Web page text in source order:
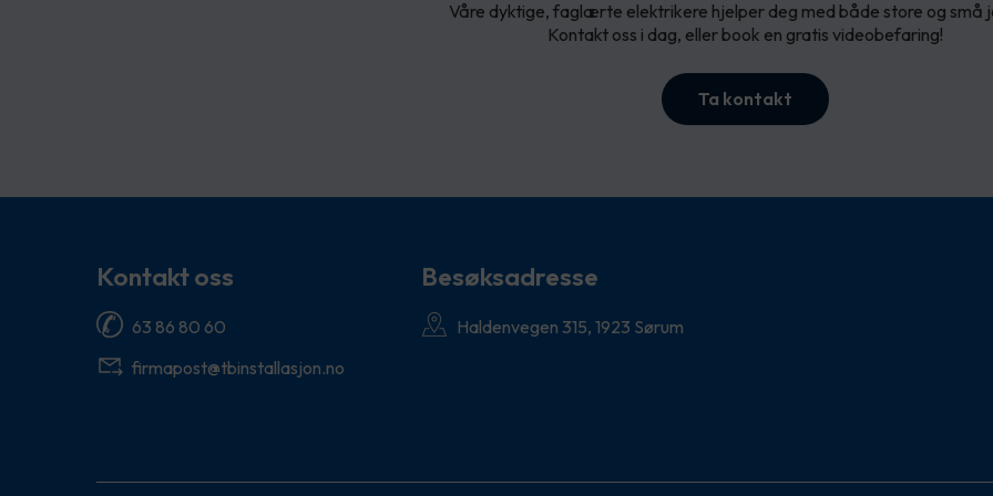
Våre dyktige, faglærte elektrikere hjelper deg med både store og små
Kontakt oss i dag, eller book en gratis videobefaring!
Ta kontakt
Kontakt oss
63 86 80 60
firmapost@tbinstallasjon.no
Besøksadresse
Haldenvegen 315, 1923 Sørum